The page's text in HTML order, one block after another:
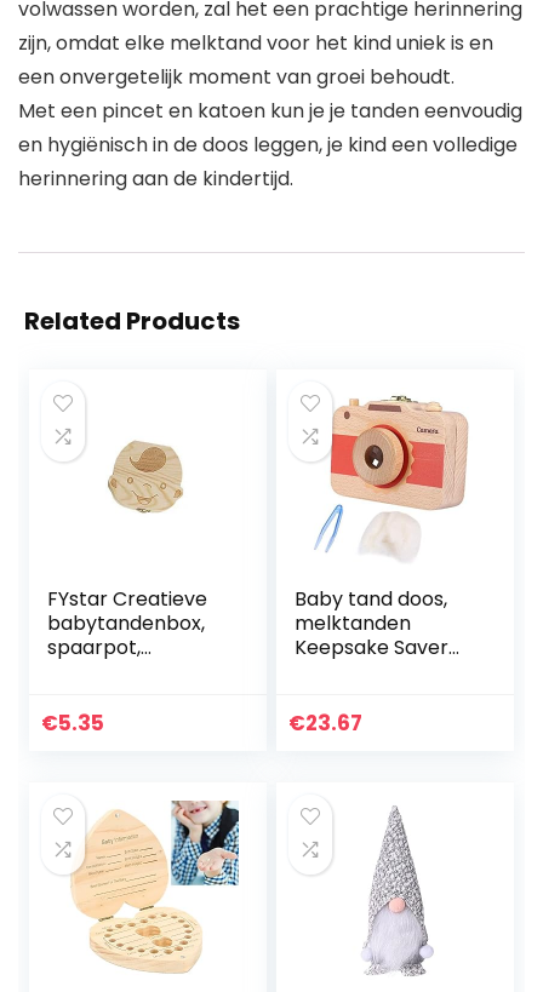
volwassen worden, zal het een prachtige herinnering
zijn, omdat elke melktand voor het kind uniek is en
een onvergetelijk moment van groei behoudt.
Met een pincet en katoen kun je je tanden eenvoudig
en hygiënisch in de doos leggen, je kind een volledige
herinnering aan de kindertijd.
Related Products
FYstar Creatieve
babytandenbox,
spaarpot,
tandenhouder,
€5.35
Baby tand doos,
melktanden
Keepsake Saver
tand organisator
€23.67